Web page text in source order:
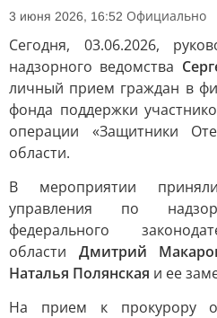
3 июня 2026, 16:52 Официально
Сегодня, 03.06.2026,
надзорного ведомства
личный прием граждан в
фонда поддержки
операции «Защитники
области.
В мероприятии
управления по
федерального
области Дмитрий
Наталья Полянская и ее
На прием к прокурору